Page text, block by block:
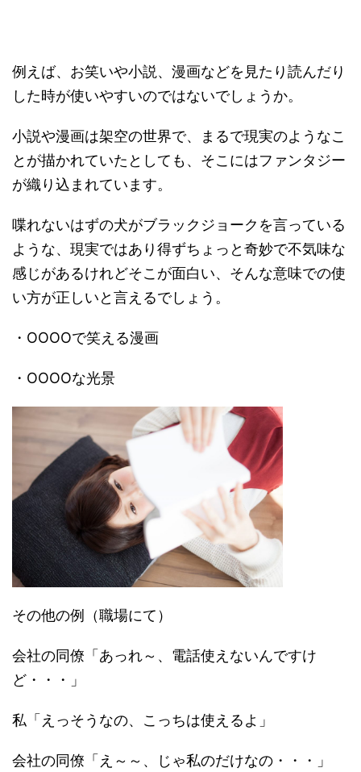
例えば、お笑いや小説、漫画などを見たり読んだり
した時が使いやすいのではないでしょうか。
小説や漫画は架空の世界で、まるで現実のようなこ
とが描かれていたとしても、そこにはファンタジー
が織り込まれています。
喋れないはずの犬がブラックジョークを言っている
ような、現実ではあり得ずちょっと奇妙で不気味な
感じがあるけれどそこが面白い、そんな意味での使
い方が正しいと言えるでしょう。
・OOOOで笑える漫画
・OOOOな光景
その他の例（職場にて）
会社の同僚「あっれ～、電話使えないんですけ
ど・・・」
私「えっそうなの、こっちは使えるよ」
会社の同僚「え～～、じゃ私のだけなの・・・」